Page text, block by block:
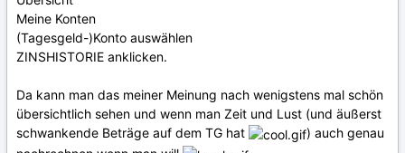
Meine Konten
(Tagesgeld-)Konto auswählen
ZINSHISTORIE anklicken.
Da kann man das meiner Meinung nach wenigstens mal schön
übersichtlich sehen und wenn man Zeit und Lust (und äußerst
schwankende Beträge auf dem TG hat
) auch genau